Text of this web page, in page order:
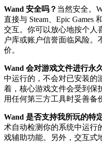
Wand 安全吗？ 当然安全。
直接与 Steam、Epic Games
交互。你可以放心地按个人
户库或账户信誉面临风险。
价。
Wand 会对游戏文件进行永
中运行的，不会对已安装的
着，核心游戏文件会受到保
用任何第三方工具时妥善备
Wand 是否支持我所玩的特
术自动检测你的系统中运行
戏辅助功能。另外，交互式